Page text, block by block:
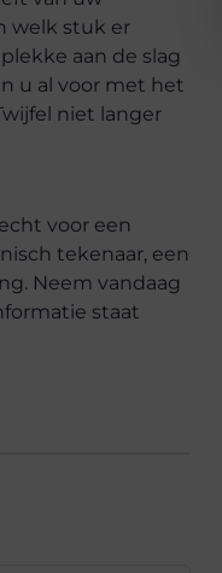
welk stuk er
aan de slag
u al voor met het
niet langer
voor een
tekenaar, een
Neem vandaag
staat